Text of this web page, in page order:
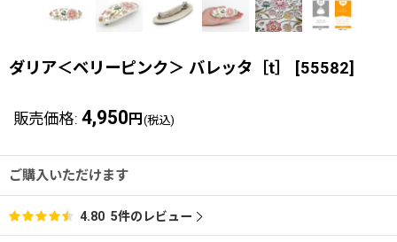
ダリア＜ベリーピンク＞ バレッタ［t］ [55582]
販売価格: 4,950 円 (税込)
ご購入いただけます
4.80 5件のレビュー